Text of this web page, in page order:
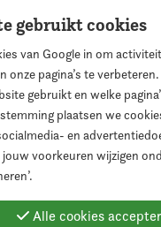
gebruikt cookies
van Google in om
onze pagina’s te
gebruikt en welke
plaatsen we
en
voorkeuren wijzigen
Alle cookies